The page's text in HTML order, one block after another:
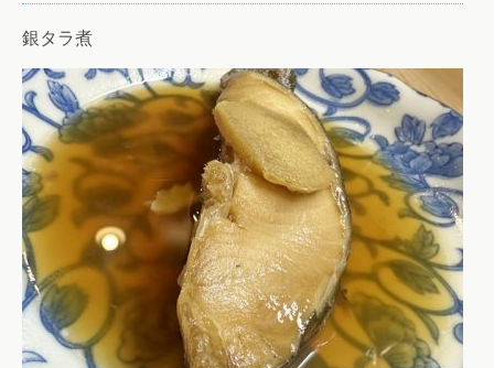
銀タラ煮